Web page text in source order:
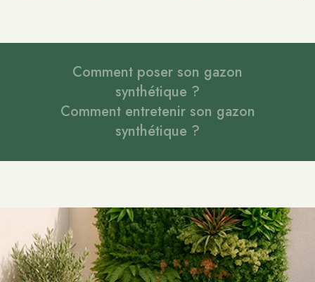
Comment poser son gazon
synthétique ?
Comment entretenir son gazon
synthétique ?